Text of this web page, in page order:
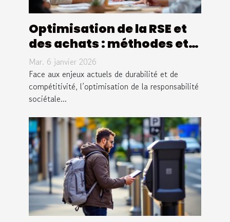
Optimisation de la RSE et
des achats : méthodes et
avantages pour les
entreprises
Mar. 6 janvier 2026
Face aux enjeux actuels de durabilité et de
compétitivité, l’optimisation de la responsabilité
sociétale...